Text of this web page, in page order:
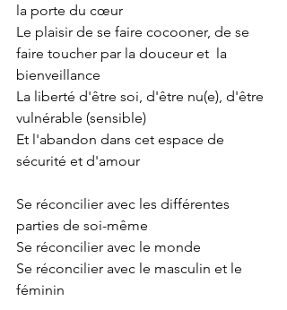
la porte du cœur
Le plaisir de se faire cocooner, de se
faire toucher par la douceur et  la
bienveillance
La liberté d'être soi, d'être nu(e), d'être
vulnérable (sensible)
Et l'abandon dans cet espace de
sécurité et d'amour
Se réconcilier avec les différentes
parties de soi-même
Se réconcilier avec le monde
Se réconcilier avec le masculin et le
féminin